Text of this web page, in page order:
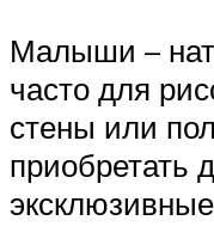
Малыши –
часто для
стены или
приобретать